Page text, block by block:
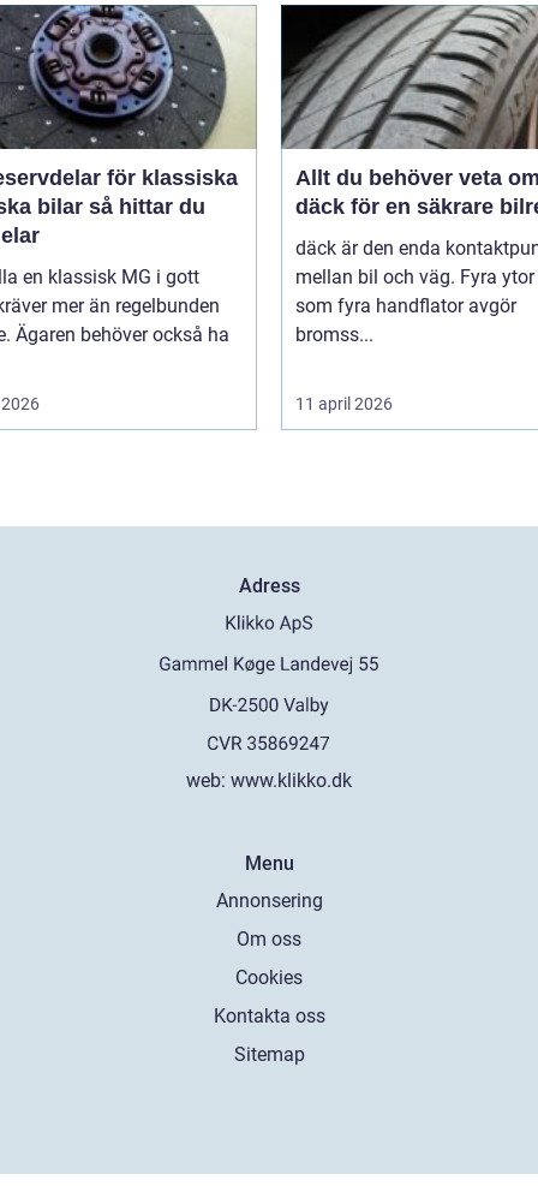
för klassiska
så hittar du
en klassisk MG i gott
mer än regelbunden
Ägaren behöver också ha
Allt du behöver veta
däck för en säkrare
däck är den enda
mellan bil och väg. Fyra
som fyra handflator avgör
bromss...
11 april 2026
Adress
web: www.klikko.dk
Menu
Annonsering
Om oss
Cookies
Kontakta oss
Sitemap